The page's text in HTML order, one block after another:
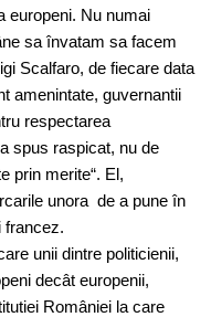
europeni. Nu numai
sa învatam sa facem
Scalfaro, de fiecare data
amenintate, guvernantii
respectarea
spus raspicat, nu de
prin merite“. El,
unora de a pune în
francez.
unii dintre politicienii,
decât europenii,
României la care